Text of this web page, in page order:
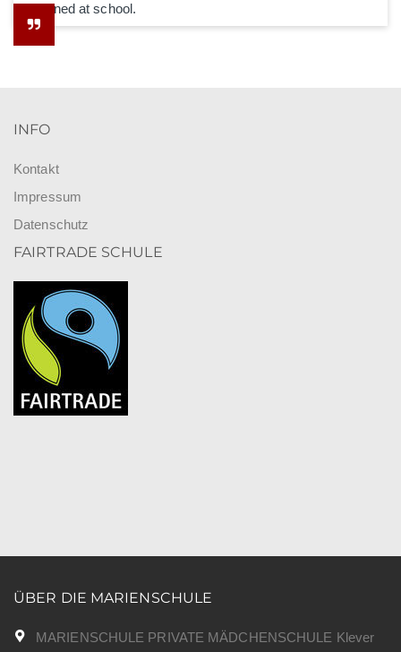
he learned at school.
INFO
Kontakt
Impressum
Datenschutz
FAIRTRADE SCHULE
ÜBER DIE MARIENSCHULE
MARIENSCHULE PRIVATE MÄDCHENSCHULE Klever